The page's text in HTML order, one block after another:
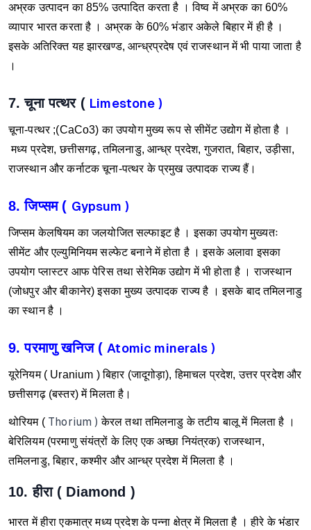
अभ्रक उत्पादन का 85% उत्पादित करता है । विष्व में अभ्रक का 60%
व्यापार भारत करता है । अभ्रक के 60% भंडार अकेले बिहार में ही है ।
इसके अतिरिक्त यह झारखण्ड, आन्ध्रप्रदेष एवं राजस्थान में भी पाया जाता है
।
7. चूना पत्थर ( Limestone )
चूना-पत्थर ;(CaCo3) का उपयोग मुख्य रूप से सीमेंट उद्योग में होता है ।
मध्य प्रदेश, छत्तीसगढ़, तमिलनाडु, आन्ध्र प्रदेश, गुजरात, बिहार, उड़ीसा,
राजस्थान और कर्नाटक चूना-पत्थर के प्रमुख उत्पादक राज्य हैं।
8. जिप्सम ( Gypsum )
जिप्सम केलषियम का जलयोजित सल्फाइट है । इसका उपयोग मुख्यतः
सीमेंट और एल्युमिनियम सल्फेट बनाने में होता है ।इसके अलावा इसका
उपयोग प्लास्टर आफ पेरिस तथा सेरेमिक उद्योग में भी होता है । राजस्थान
(जोधपुर और बीकानेर) इसका मुख्य उत्पादक राज्य है । इसके बाद तमिलनाडु
का स्थान है ।
9. परमाणु खनिज ( Atomic minerals )
यूरेनियम ( Uranium ) बिहार (जादूगोड़ा), हिमाचल प्रदेश, उत्तर प्रदेश और
छत्तीसगढ़ (बस्तर) में मिलता है।
थोरियम ( Thorium )केरल तथा तमिलनाडु के तटीय बालू में मिलता है ।
बेरिलियम (परमाणु संयंत्रों के लिए एक अच्छा नियंत्रक) राजस्थान,
तमिलनाडु, बिहार, कश्मीर और आन्ध्र प्रदेश में मिलता है ।
10. हीरा ( Diamond )
भारत में हीरा एकमात्र मध्य प्रदेश के पन्ना क्षेत्र में मिलता है । हीरे के भंडार